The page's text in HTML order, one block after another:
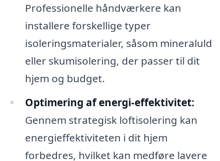
Professionelle håndværkere kan
installere forskellige typer
isoleringsmaterialer, såsom mineraluld
eller skumisolering, der passer til dit
hjem og budget.
Optimering af energi-effektivitet:
Gennem strategisk loftisolering kan
energieffektiviteten i dit hjem
forbedres, hvilket kan medføre lavere